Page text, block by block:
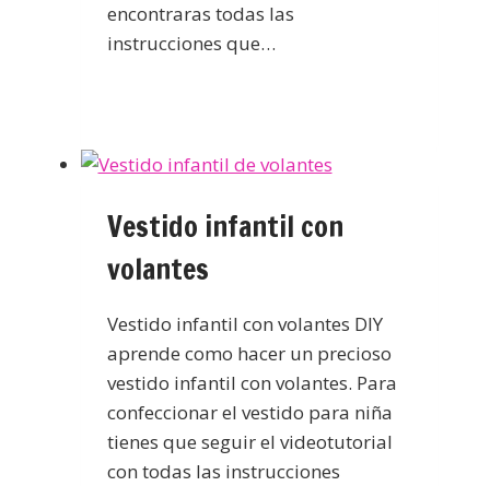
encontraras todas las
instrucciones que…
Vestido infantil con
volantes
Vestido infantil con volantes DIY
aprende como hacer un precioso
vestido infantil con volantes. Para
confeccionar el vestido para niña
tienes que seguir el videotutorial
con todas las instrucciones